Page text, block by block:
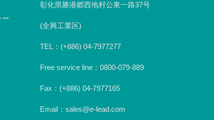
ー
彰化県勝港郷西地村公東一路37号
(全興工業区)
TEL：(+886) 04-7977277
Free service line：0800-079-889
Fax：(+886) 04-7977165
Email：sales@e-lead.com